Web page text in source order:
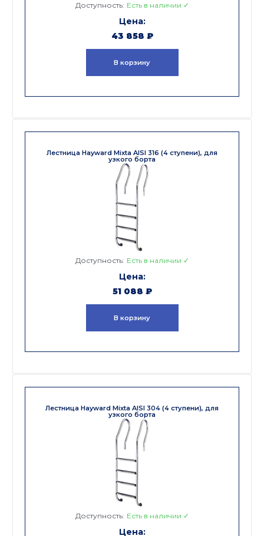
Доступность: Есть в наличии ✓
43 858 ₽
В корзину
Лестница Hayward Mixta AISI 316 (4 ступени), для
узкого борта
Доступность: Есть в наличии ✓
51 088 ₽
В корзину
Лестница Hayward Mixta AISI 304 (4 ступени), для
узкого борта
Доступность: Есть в наличии ✓